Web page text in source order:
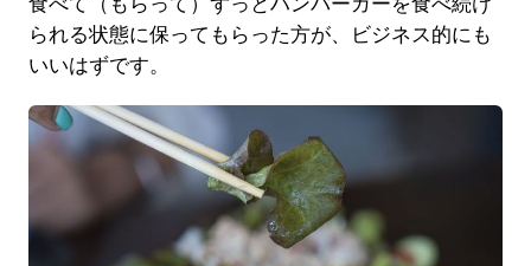
られる状態に保ってもらった方が、ビジネス的にも
いいはずです。